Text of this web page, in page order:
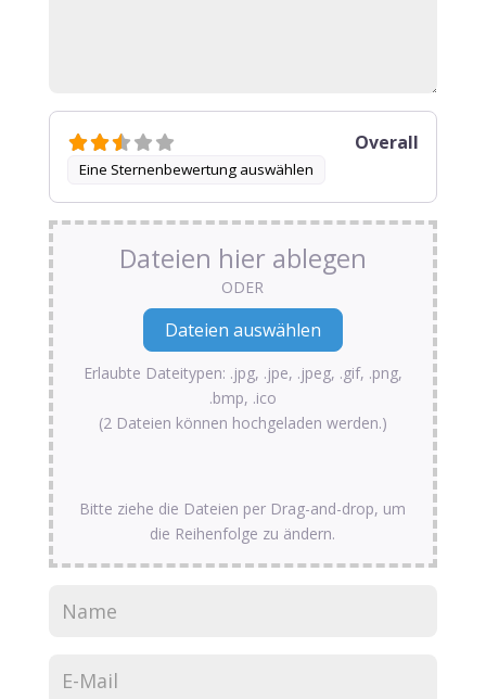
Eine Sternenbewertung auswählen
Overall
Dateien hier ablegen
ODER
Erlaubte Dateitypen: .jpg, .jpe, .jpeg, .gif, .png,
.bmp, .ico
(2 Dateien können hochgeladen werden.)
Bitte ziehe die Dateien per Drag-and-drop, um
die Reihenfolge zu ändern.